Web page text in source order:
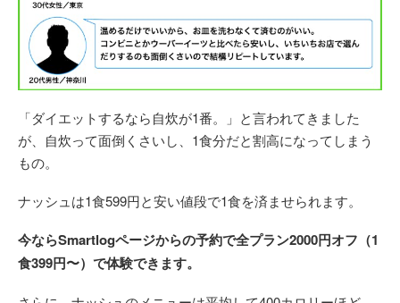
「ダイエットするなら自炊が1番。」と言われてきました
が、自炊って面倒くさいし、1食分だと割高になってしまう
もの。
ナッシュは1食599円と安い値段で1食を済ませられます。
今ならSmartlogページからの予約で全プラン2000円オフ（1
食399円〜）で体験できます。